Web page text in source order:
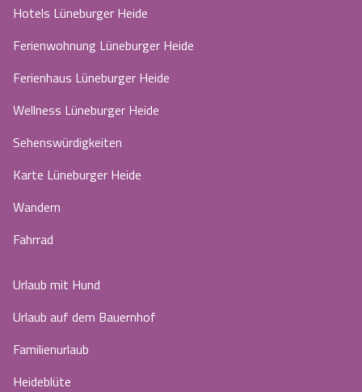
Hotels Lüneburger Heide
Ferienwohnung Lüneburger Heide
Ferienhaus Lüneburger Heide
Wellness Lüneburger Heide
Sehenswürdigkeiten
Karte Lüneburger Heide
Wandern
Fahrrad
Urlaub mit Hund
Urlaub auf dem Bauernhof
Familienurlaub
Heideblüte